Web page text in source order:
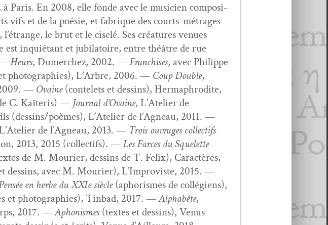
Paris. En 2008, elle fonde avec le musi­cien com­pos­i­
vifs et de la poésie, et fab­rique des courts-métrages
le brut et le ciselé. Ses créa­tures venues
est inquié­tant et jubi­la­toire, entre théâtre de rue
—Heurs, Dumerchez, 2002. —Fran­chis­es, avec Philippe
pho­togra­phies), L’Arbre, 2006. — Coup Dou­ble,
— Ovaine(con­telets et dessins), Her­maph­ro­dite,
C. Kaï­teris) — Jour­nal d’Ovaine, L’Atelier de
(dessins/poèmes), L’Atelier de l’Agneau, 2011. —
de l’Agneau, 2013. — Trois ouvrages col­lec­tifs
2013, 2015 (col­lec­tifs). —Les Farces du Squelette
de M. Mouri­er, dessins de T. Felix), Car­ac­tères,
dessins, avec M. Mouri­er), L’Improviste, 2015. —
en herbe du XXIe siè­cle(apho­rismes de col­légiens),
et pho­togra­phies), Tin­bad, 2017. —Alphabête,
2017. —Aphon­ismes(textes et dessins), Venus